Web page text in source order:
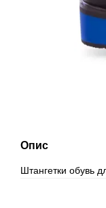
Опис
Штангетки обувь